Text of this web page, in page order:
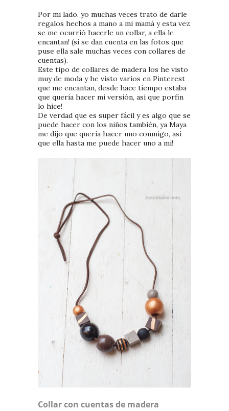
Por mi lado, yo muchas veces trato de darle
regalos hechos a mano a mi mamá y esta vez
se me ocurrió hacerle un collar, a ella le
encantan! (si se dan cuenta en las fotos que
puse ella sale muchas veces con collares de
cuentas).
Este tipo de collares de madera los he visto
muy de moda y he visto varios en Pinterest
que me encantan, desde hace tiempo estaba
que quería hacer mi versión, así que porfin
lo hice!
De verdad que es super fácil y es algo que se
puede hacer con los niños también, ya Maya
me dijo que quería hacer uno conmigo, así
que ella hasta me puede hacer uno a mi!
Collar con cuentas de madera